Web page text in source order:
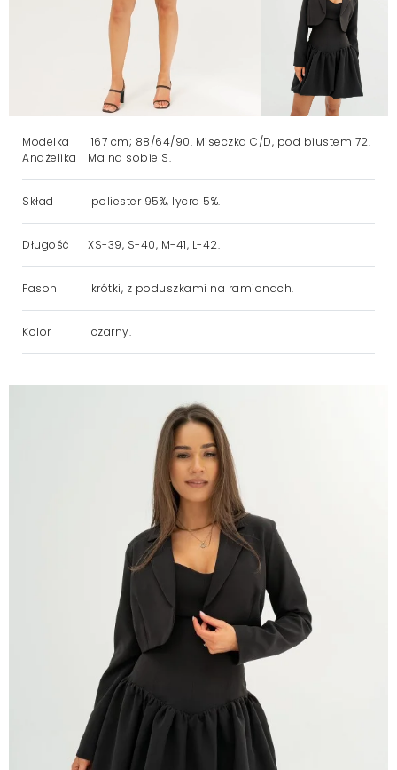
Modelka
Andżelika
167 cm; 88/64/90. Miseczka C/D, pod biustem 72.
Ma na sobie S.
Skład poliester 95%, lycra 5%.
Długość XS-39, S-40, M-41, L-42.
Fason krótki, z poduszkami na ramionach.
Kolor czarny.